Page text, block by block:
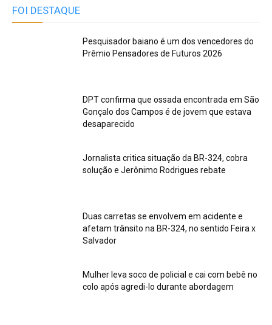
FOI DESTAQUE
Pesquisador baiano é um dos vencedores do
Prêmio Pensadores de Futuros 2026
DPT confirma que ossada encontrada em São
Gonçalo dos Campos é de jovem que estava
desaparecido
Jornalista critica situação da BR-324, cobra
solução e Jerônimo Rodrigues rebate
Duas carretas se envolvem em acidente e
afetam trânsito na BR-324, no sentido Feira x
Salvador
Mulher leva soco de policial e cai com bebê no
colo após agredi-lo durante abordagem